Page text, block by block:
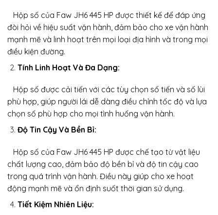
Hộp số của Faw JH6 445 HP được thiết kế để đáp ứng
đòi hỏi về hiệu suất vận hành, đảm bảo cho xe vận hành
mạnh mẽ và linh hoạt trên mọi loại địa hình và trong mọi
điều kiện đường.
Tính Linh Hoạt Và Đa Dạng:
Hộp số được cải tiến với các tùy chọn số tiến và số lùi
phù hợp, giúp người lái dễ dàng điều chỉnh tốc độ và lựa
chọn số phù hợp cho mọi tình huống vận hành.
Độ Tin Cậy Và Bền Bỉ:
Hộp số của Faw JH6 445 HP được chế tạo từ vật liệu
chất lượng cao, đảm bảo độ bền bỉ và độ tin cậy cao
trong quá trình vận hành. Điều này giúp cho xe hoạt
động mạnh mẽ và ổn định suốt thời gian sử dụng.
Tiết Kiệm Nhiên Liệu: